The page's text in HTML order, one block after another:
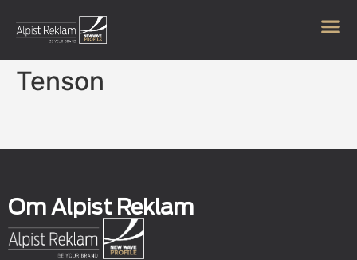
Tenson
Om Alpist Reklam